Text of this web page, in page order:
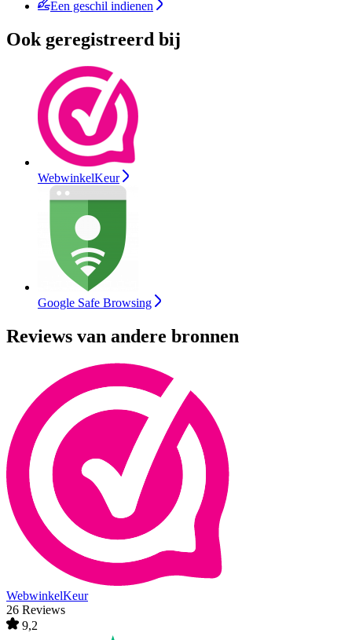
Een geschil indienen
Ook geregistreerd bij
WebwinkelKeur
Google Safe Browsing
Reviews van andere bronnen
WebwinkelKeur
26 Reviews
9,2